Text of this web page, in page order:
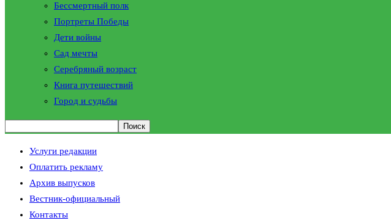
Бессмертный полк
Портреты Победы
Дети войны
Сад мечты
Серебряный возраст
Книга путешествий
Город и судьбы
Услуги редакции
Оплатить рекламу
Архив выпусков
Вестник-официальный
Контакты